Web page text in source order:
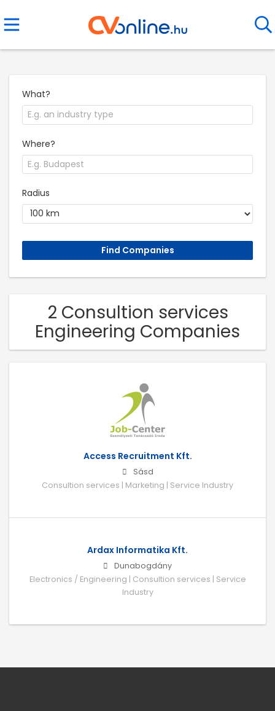
What?
Where?
Radius
2 Consultion services
Engineering Companies
Access Recruitment Kft.
Sásd
Consultion services | Marketing | Service Industry
Ardax Informatika Kft.
Dunabogdány
Electronics / Engineering | Consultion services | Service
Industry